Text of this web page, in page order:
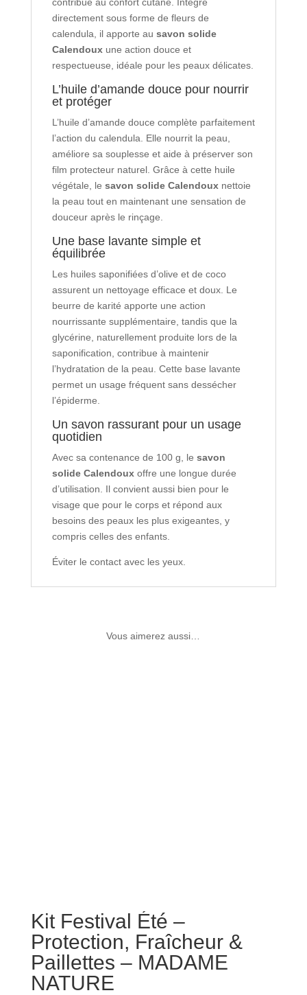
contribue au confort cutané. Intégré
directement sous forme de fleurs de
calendula, il apporte au savon solide
Calendouxune action douce et
respectueuse, idéale pour les peaux délicates.
L’huile d’amande douce pour nourrir
et protéger
L’huile d’amande douce complète parfaitement
l’action du calendula. Elle nourrit la peau,
améliore sa souplesse et aide à préserver son
film protecteur naturel. Grâce à cette huile
végétale, le savon solide Calendouxnettoie
la peau tout en maintenant une sensation de
douceur après le rinçage.
Une base lavante simple et
équilibrée
Les huiles saponifiées d’olive et de coco
assurent un nettoyage efficace et doux. Le
beurre de karité apporte une action
nourrissante supplémentaire, tandis que la
glycérine, naturellement produite lors de la
saponification, contribue à maintenir
l’hydratation de la peau. Cette base lavante
permet un usage fréquent sans dessécher
l’épiderme.
Un savon rassurant pour un usage
quotidien
Avec sa contenance de 100 g, le savon
solide Calendouxoffre une longue durée
d’utilisation. Il convient aussi bien pour le
visage que pour le corps et répond aux
besoins des peaux les plus exigeantes, y
compris celles des enfants.
Éviter le contact avec les yeux.
Vous aimerez aussi…
Kit Festival Été –
Protection, Fraîcheur &
Paillettes – MADAME
NATURE